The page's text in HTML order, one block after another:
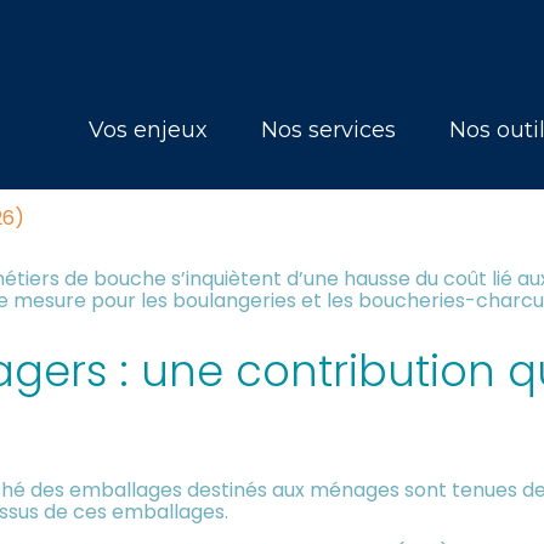
Vos enjeux Nos services Nos
TAXE POUR LES
de bouche s’inquiètent d’une hausse du coût lié
mesure pour les boulangeries et les boucheries-
: une contribution
des emballages destinés aux ménages sont tenues
de ces emballages.